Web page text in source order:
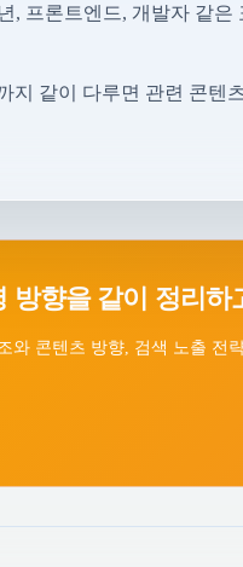
, 프론트엔드, 개발자 같
지 같이 다루면 관련 콘텐
방향을 같이 정리하
와 콘텐츠 방향, 검색 노출 전